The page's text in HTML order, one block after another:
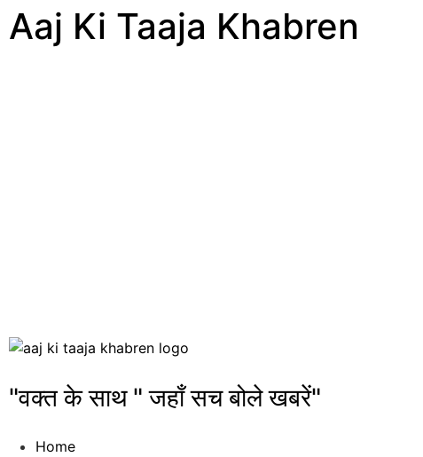
Aaj Ki Taaja Khabren
"वक्त के साथ " जहाँ सच बोले खबरें"
Home